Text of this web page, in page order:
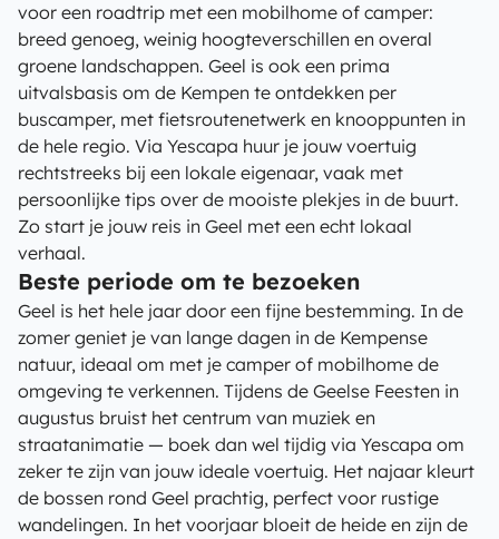
voor een roadtrip met een mobilhome of camper:
breed genoeg, weinig hoogteverschillen en overal
groene landschappen. Geel is ook een prima
uitvalsbasis om de Kempen te ontdekken per
buscamper, met fietsroutenetwerk en knooppunten in
de hele regio. Via Yescapa huur je jouw voertuig
rechtstreeks bij een lokale eigenaar, vaak met
persoonlijke tips over de mooiste plekjes in de buurt.
Zo start je jouw reis in Geel met een echt lokaal
verhaal.
Beste periode om te bezoeken
Geel is het hele jaar door een fijne bestemming. In de
zomer geniet je van lange dagen in de Kempense
natuur, ideaal om met je camper of mobilhome de
omgeving te verkennen. Tijdens de Geelse Feesten in
augustus bruist het centrum van muziek en
straatanimatie — boek dan wel tijdig via Yescapa om
zeker te zijn van jouw ideale voertuig. Het najaar kleurt
de bossen rond Geel prachtig, perfect voor rustige
wandelingen. In het voorjaar bloeit de heide en zijn de